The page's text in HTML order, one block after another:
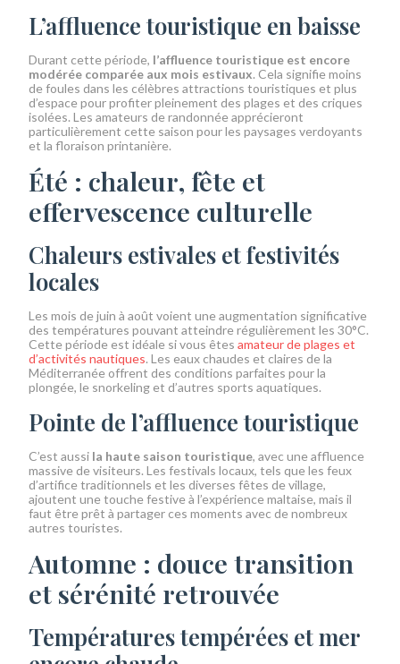
L’affluence touristique en baisse
Durant cette période, l’affluence touristique est encore
modérée comparée aux mois estivaux. Cela signifie moins
de foules dans les célèbres attractions touristiques et plus
d’espace pour profiter pleinement des plages et des criques
isolées. Les amateurs de randonnée apprécieront
particulièrement cette saison pour les paysages verdoyants
et la floraison printanière.
Été : chaleur, fête et
effervescence culturelle
Chaleurs estivales et festivités
locales
Les mois de juin à août voient une augmentation significative
des températures pouvant atteindre régulièrement les 30°C.
Cette période est idéale si vous êtesamateur de plages et
d’activités nautiques. Les eaux chaudes et claires de la
Méditerranée offrent des conditions parfaites pour la
plongée, le snorkeling et d’autres sports aquatiques.
Pointe de l’affluence touristique
C’est aussi la haute saison touristique, avec une affluence
massive de visiteurs. Les festivals locaux, tels que les feux
d’artifice traditionnels et les diverses fêtes de village,
ajoutent une touche festive à l’expérience maltaise, mais il
faut être prêt à partager ces moments avec de nombreux
autres touristes.
Automne : douce transition
et sérénité retrouvée
Températures tempérées et mer